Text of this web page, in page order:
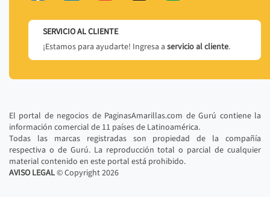
SERVICIO AL CLIENTE
¡Estamos para ayudarte! Ingresa a servicio al cliente.
El portal de negocios de PaginasAmarillas.com de Gurú contiene la
información comercial de 11 países de Latinoamérica.
Todas las marcas registradas son propiedad de la compañía
respectiva o de Gurú. La reproducción total o parcial de cualquier
material contenido en este portal está prohibido.
AVISO LEGAL© Copyright2026